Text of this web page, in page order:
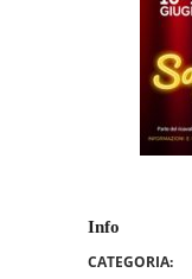
Info
CATEGORIA: